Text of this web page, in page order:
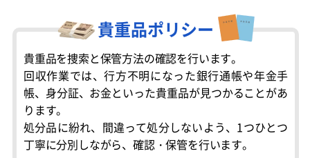
貴重品ポリシー
貴重品を捜索と保管方法の確認を行います。
回収作業では、行方不明になった銀行通帳や年金手
帳、身分証、お金といった貴重品が見つかることがあ
ります。
処分品に紛れ、間違って処分しないよう、1つひとつ
丁寧に分別しながら、確認・保管を行います。